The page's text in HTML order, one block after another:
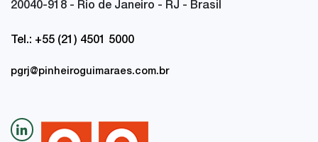
20040-918 - Rio de Janeiro - RJ - Brasil
Tel.: +55 (21) 4501 5000
pgrj@pinheiroguimaraes.com.br